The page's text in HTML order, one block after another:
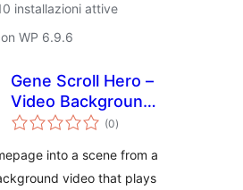
installazioni attive
WP 6.9.6
Gene Scroll Hero –
Video Background
Hero that Plays as
(0valutazioni
totali
)
into a scene from a
video that plays